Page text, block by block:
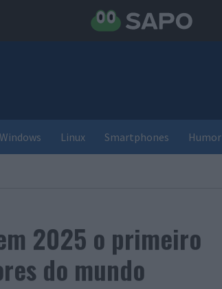
Windows Linux Smartphones Humor
2025 o primeiro
do mundo